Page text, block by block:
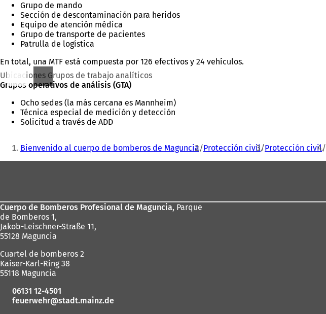
Grupo de mando
Sección de descontaminación para heridos
Equipo de atención médica
Grupo de transporte de pacientes
Patrulla de logística
En total, una MTF está compuesta por 126 efectivos y 24 vehículos.
Ubicaciones Grupos de trabajo analíticos
Grupos operativos de análisis (GTA)
Ocho sedes (la más cercana es Mannheim)
Técnica especial de medición y detección
Solicitud a través de ADD
Estás
aquí:
Bienvenido al cuerpo de bomberos de Maguncia Protección civil Protección civil
pies
Cuerpo de Bomberos Profesional de Maguncia, Parque
de Bomberos 1,
Jakob-Leischner-Straße 11,
55128 Maguncia
Cuartel de bomberos 2
Kaiser-Karl-Ring 38
55118 Maguncia
06131 12-4501
feuerwehr
stadt.mainz de